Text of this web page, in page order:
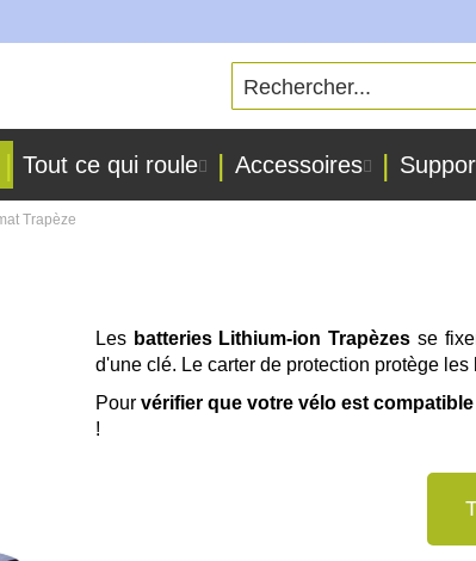
Tout ce qui roule Accessoires
Trapèze
Les batteries Lithium-ion Trapèzes se
d'une clé. Le carter de protection protège
Pour vérifier que votre vélo est compatible
!